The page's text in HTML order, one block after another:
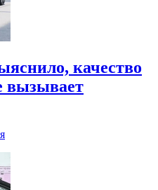
качество
вызывает